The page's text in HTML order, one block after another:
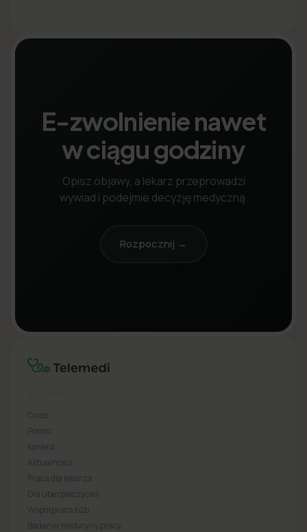
E-zwolnienie nawet
w ciągu godziny
Opisz objawy, a lekarz przeprowadzi
wywiad i podejmie decyzję medyczną.
Rozpocznij →
O nas
Pomoc
Kariera
Aktualności
Praca dla lekarza
Dla ubezpieczycieli
Współpraca b2b
Badania medycyny pracy